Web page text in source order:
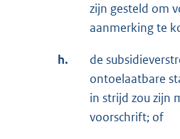
zijn gesteld om
aanmerking te
h.
de
ontoelaatbare
in strijd zou zijn
voorschrift; of